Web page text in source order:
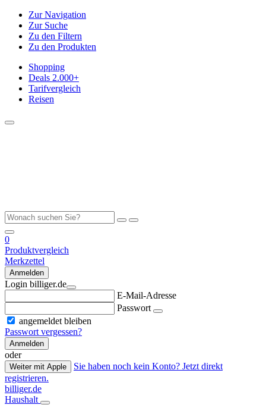
Zur Navigation
Zur Suche
Zu den Filtern
Zu den Produkten
Shopping
Deals 2.000+
Tarifvergleich
Reisen
0
Produktvergleich
Merkzettel
Anmelden
Login billiger.de
E-Mail-Adresse
Passwort
angemeldet bleiben
Passwort vergessen?
Anmelden
oder
Weiter mit Apple
Sie haben noch kein Konto? Jetzt direkt
registrieren.
billiger.de
Haushalt